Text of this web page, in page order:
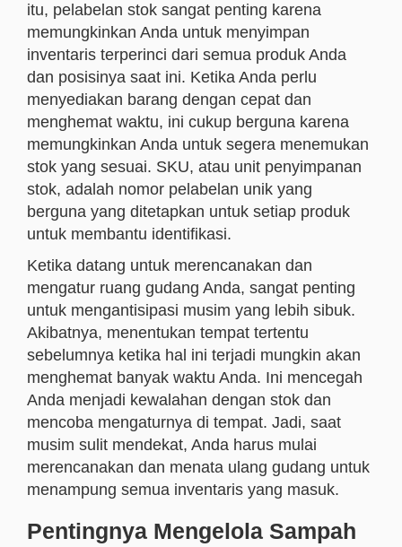
itu, pelabelan stok sangat penting karena
memungkinkan Anda untuk menyimpan
inventaris terperinci dari semua produk Anda
dan posisinya saat ini. Ketika Anda perlu
menyediakan barang dengan cepat dan
menghemat waktu, ini cukup berguna karena
memungkinkan Anda untuk segera menemukan
stok yang sesuai. SKU, atau unit penyimpanan
stok, adalah nomor pelabelan unik yang
berguna yang ditetapkan untuk setiap produk
untuk membantu identifikasi.
Ketika datang untuk merencanakan dan
mengatur ruang gudang Anda, sangat penting
untuk mengantisipasi musim yang lebih sibuk.
Akibatnya, menentukan tempat tertentu
sebelumnya ketika hal ini terjadi mungkin akan
menghemat banyak waktu Anda. Ini mencegah
Anda menjadi kewalahan dengan stok dan
mencoba mengaturnya di tempat. Jadi, saat
musim sulit mendekat, Anda harus mulai
merencanakan dan menata ulang gudang untuk
menampung semua inventaris yang masuk.
Pentingnya Mengelola Sampah